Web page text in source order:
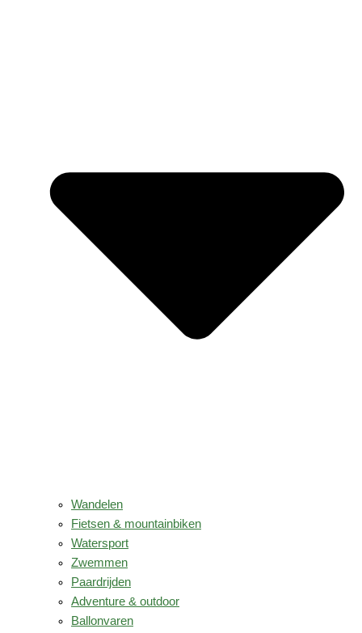
Wandelen
Fietsen & mountainbiken
Watersport
Zwemmen
Paardrijden
Adventure & outdoor
Ballonvaren